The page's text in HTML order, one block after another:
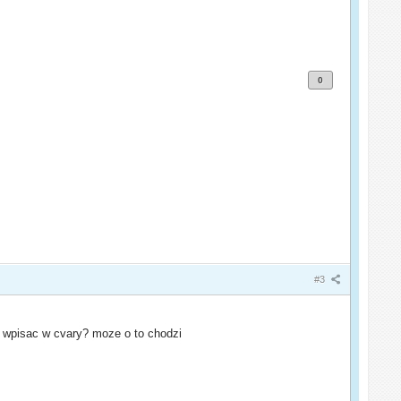
0
#3
w cvary? moze o to chodzi